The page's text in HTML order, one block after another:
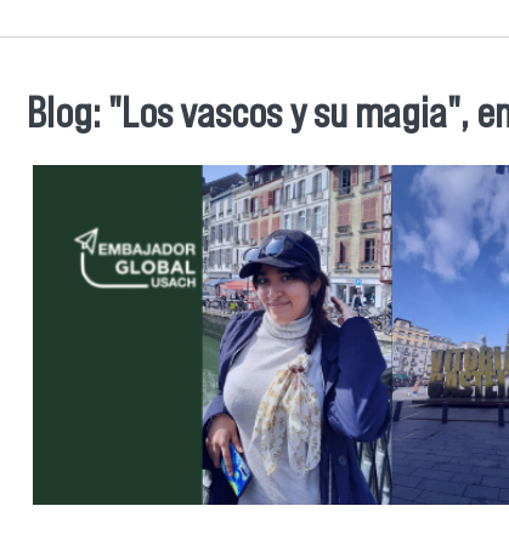
Se encuentra usted aquí
Blog: "Los vascos y su magia",